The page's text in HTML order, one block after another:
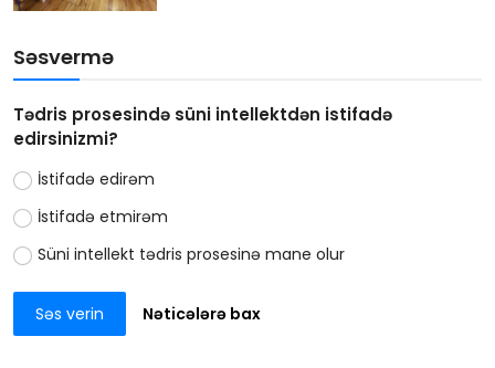
Səsvermə
Tədris prosesində süni intellektdən istifadə
edirsinizmi?
İstifadə edirəm
İstifadə etmirəm
Süni intellekt tədris prosesinə mane olur
Səs verin Nəticələrə bax